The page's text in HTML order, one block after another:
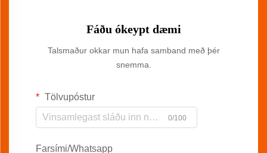
Fáðu ókeypt dæmi
Talsmaður okkar mun hafa samband með þér
snemma.
Tölvupóstur
0/100
Farsími/Whatsapp